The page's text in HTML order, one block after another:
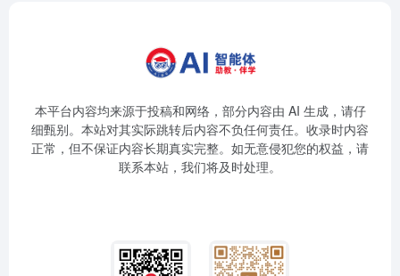
本平台内容均来源于投稿和网络，部分内容由 AI 生成，请仔
细甄别。本站对其实际跳转后内容不负任何责任。收录时内容
正常，但不保证内容长期真实完整。如无意侵犯您的权益，请
联系本站，我们将及时处理。